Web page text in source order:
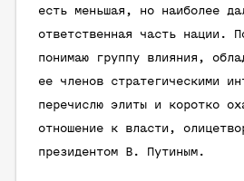
есть меньшая, но наиболее
ответственная часть нации.
понимаю группу влияния,
ее членов стратегическими
перечислю элиты и коротко
отношение к власти,
президентом В. Путиным.